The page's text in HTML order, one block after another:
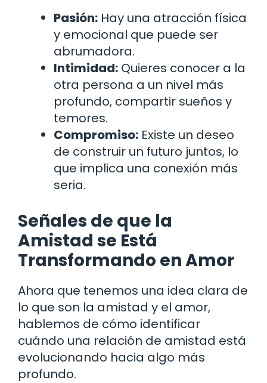
Pasión: Hay una atracción física
y emocional que puede ser
abrumadora.
Intimidad: Quieres conocer a la
otra persona a un nivel más
profundo, compartir sueños y
temores.
Compromiso: Existe un deseo
de construir un futuro juntos, lo
que implica una conexión más
seria.
Señales de que la
Amistad se Está
Transformando en Amor
Ahora que tenemos una idea clara de
lo que son la amistad y el amor,
hablemos de cómo identificar
cuándo una relación de amistad está
evolucionando hacia algo más
profundo.